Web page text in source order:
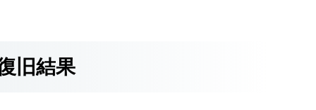
旧結果